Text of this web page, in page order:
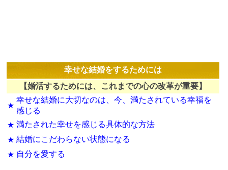
幸せな結婚をするためには
【婚活するためには、これまでの心の改革が重要】
★
幸せな結婚に大切なのは、今、満たされている幸福を
感じる
★ 満たされた幸せを感じる具体的な方法
★ 結婚にこだわらない状態になる
★ 自分を愛する